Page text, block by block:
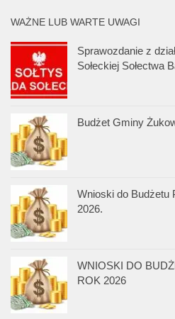
WAŻNE LUB WARTE UWAGI
Sprawozdanie z
Sołeckiej Sołectwa
Budżet Gminy
Wnioski do Budżetu
2026.
WNIOSKI DO
ROK 2026